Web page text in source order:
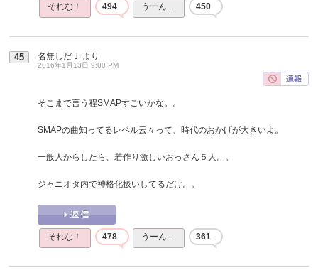
それな！ 494 うーん… 450
45 名無しだＪ より
2016年1月13日 9:00 PM
そこまで言う程SMAPすごいかな。。
SMAPの曲知ってるレベル云々って、時代のおかげが大きいよ。
一般人からしたら、若作り激しいおっさん５人。。
ジャニオタ内で神格化扱いしてるだけ。。
それな！ 478 うーん… 361